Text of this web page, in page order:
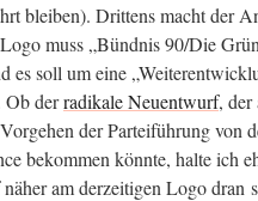
blei­ben). Drit­tens macht der
muss „Bünd­nis 90/Die
es soll um eine
Ob derradi­ka­le Neu­ent­wurf,
der Par­tei­füh­rung von
bekom­men könn­te, hal­te ich
am der­zei­ti­gen Logo dran